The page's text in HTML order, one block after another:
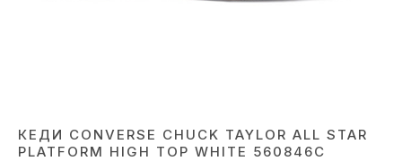
КЕДИ CONVERSE CHUCK TAYLOR ALL STAR
PLATFORM HIGH TOP WHITE 560846C